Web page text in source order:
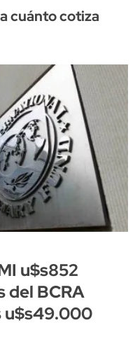
cuánto cotiza
u$s852
del BCRA
u$s49.000